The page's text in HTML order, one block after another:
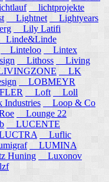
lichtprojekte
Lightnet
Lightyears
Lily Latifi
Linde&Linde
Linteloo
Lintex
Lithoss
Living
LK
LOBMEYR
Loft
Loll
Loop & Co
Lounge 22
LUCENTE
Luflic
LUMINA
Huning
Luxonov